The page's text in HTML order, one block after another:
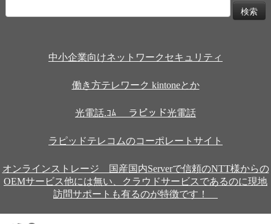
索:
中小企業向けネットワークセキュリティ
働き方テレワーク kintoneとか
光電話.ｺﾑ ラピッド光電話
ラピッドテレコムのコーポレートサイト
オンラインストレージ 国産国内Serverで信頼のNTT様からの
OEMサービス他には無い、クラウドサービスであるのに現地
訪問サポートも有るのが特徴です！